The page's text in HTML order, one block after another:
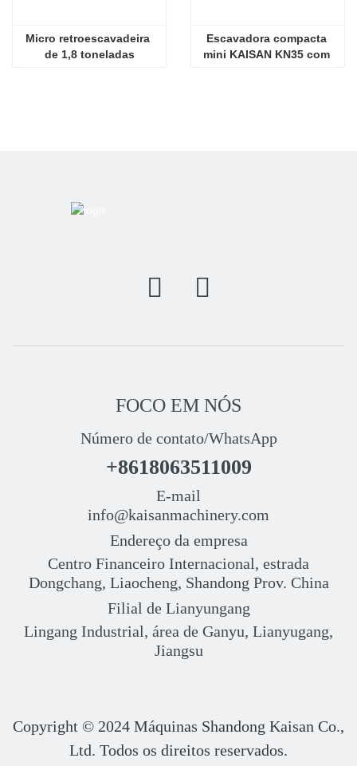
Micro retroescavadeira
de 1,8 toneladas
Escavadora compacta
mini KAISAN KN35 com
FOCO EM NÓS
Número de contato/WhatsApp
+8618063511009
E-mail
info@kaisanmachinery.com
Endereço da empresa
Centro Financeiro Internacional, estrada
Dongchang, Liaocheng, Shandong Prov. China
Filial de Lianyungang
Lingang Industrial, área de Ganyu, Lianyugang,
Jiangsu
Copyright © 2024 Máquinas Shandong Kaisan Co.,
Ltd. Todos os direitos reservados.